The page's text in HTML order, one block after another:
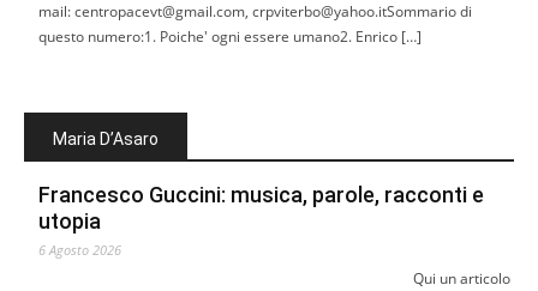
mail: centropacevt@gmail.com, crpviterbo@yahoo.itSommario di
questo numero:1. Poiche' ogni essere umano2. Enrico […]
Maria D’Asaro
Francesco Guccini: musica, parole, racconti e
utopia
6 Agosto 2026
Qui un articolo